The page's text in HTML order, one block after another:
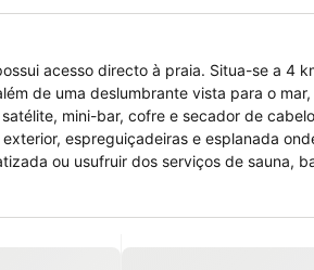
acesso directo à praia. Situa-se a 4
de uma deslumbrante vista para o
mini-bar, cofre e secador de
espreguiçadeiras e esplanada
ou usufruir dos serviços de sauna,
de TV, uma pequena biblioteca,